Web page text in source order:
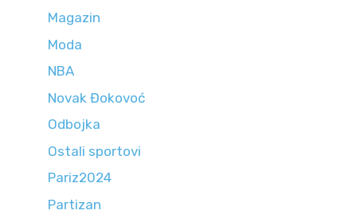
Magazin
Moda
NBA
Novak Đokovoć
Odbojka
Ostali sportovi
Pariz2024
Partizan